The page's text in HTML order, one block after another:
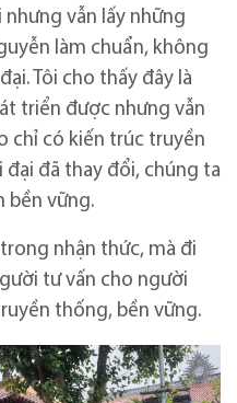
vẫn lấy những
làm chuẩn, không
Tôi cho thấy đây là
triển được nhưng vẫn
chỉ có kiến trúc truyền
đại đã thay đổi, chúng ta
bền vững.
nhận thức, mà đi
tư vấn cho người
thống, bền vững.